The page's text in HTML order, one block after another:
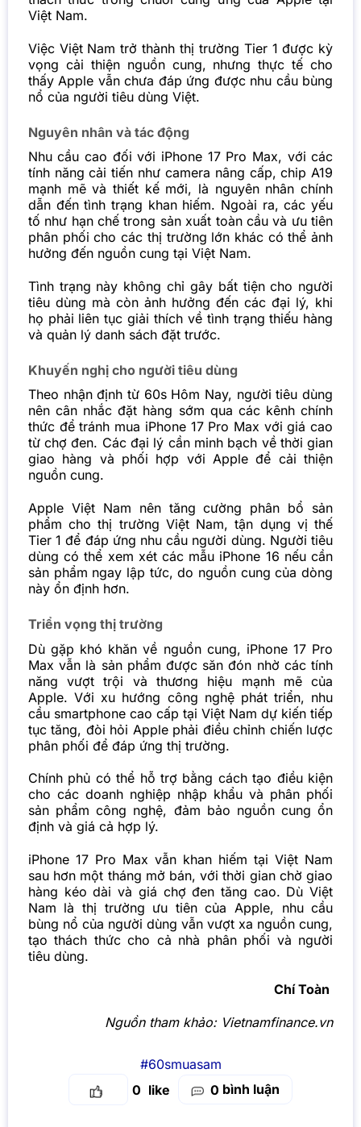
Việt Nam.
Việc Việt Nam trở thành thị trường Tier 1 được kỳ
vọng cải thiện nguồn cung, nhưng thực tế cho
thấy Apple vẫn chưa đáp ứng được nhu cầu bùng
nổ của người tiêu dùng Việt.
Nguyên nhân và tác động
Nhu cầu cao đối với iPhone 17 Pro Max, với các
tính năng cải tiến như camera nâng cấp, chip A19
mạnh mẽ và thiết kế mới, là nguyên nhân chính
dẫn đến tình trạng khan hiếm. Ngoài ra, các yếu
tố như hạn chế trong sản xuất toàn cầu và ưu tiên
phân phối cho các thị trường lớn khác có thể ảnh
hưởng đến nguồn cung tại Việt Nam.
Tình trạng này không chỉ gây bất tiện cho người
tiêu dùng mà còn ảnh hưởng đến các đại lý, khi
họ phải liên tục giải thích về tình trạng thiếu hàng
và quản lý danh sách đặt trước.
Khuyến nghị cho người tiêu dùng
Theo nhận định từ 60s Hôm Nay, người tiêu dùng
nên cân nhắc đặt hàng sớm qua các kênh chính
thức để tránh mua iPhone 17 Pro Max với giá cao
từ chợ đen. Các đại lý cần minh bạch về thời gian
giao hàng và phối hợp với Apple để cải thiện
nguồn cung.
Apple Việt Nam nên tăng cường phân bổ sản
phẩm cho thị trường Việt Nam, tận dụng vị thế
Tier 1 để đáp ứng nhu cầu người dùng. Người tiêu
dùng có thể xem xét các mẫu iPhone 16 nếu cần
sản phẩm ngay lập tức, do nguồn cung của dòng
này ổn định hơn.
Triển vọng thị trường
Dù gặp khó khăn về nguồn cung, iPhone 17 Pro
Max vẫn là sản phẩm được săn đón nhờ các tính
năng vượt trội và thương hiệu mạnh mẽ của
Apple. Với xu hướng công nghệ phát triển, nhu
cầu smartphone cao cấp tại Việt Nam dự kiến tiếp
tục tăng, đòi hỏi Apple phải điều chỉnh chiến lược
phân phối để đáp ứng thị trường.
Chính phủ có thể hỗ trợ bằng cách tạo điều kiện
cho các doanh nghiệp nhập khẩu và phân phối
sản phẩm công nghệ, đảm bảo nguồn cung ổn
định và giá cả hợp lý.
iPhone 17 Pro Max vẫn khan hiếm tại Việt Nam
sau hơn một tháng mở bán, với thời gian chờ giao
hàng kéo dài và giá chợ đen tăng cao. Dù Việt
Nam là thị trường ưu tiên của Apple, nhu cầu
bùng nổ của người dùng vẫn vượt xa nguồn cung,
tạo thách thức cho cả nhà phân phối và người
tiêu dùng.
Chí Toàn
Nguồn tham khảo: Vietnamfinance.vn
#60smuasam
0
0 bình luận